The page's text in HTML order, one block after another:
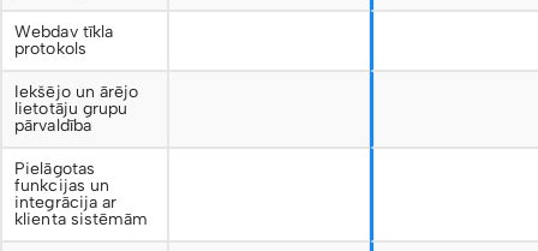
Webdav tīkla
protokols
Iekšējo un ārējo
lietotāju grupu
pārvaldība
Pielāgotas
funkcijas un
integrācija ar
klienta sistēmām